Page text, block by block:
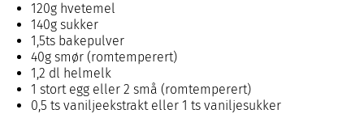
120g hvetemel
140g sukker
1,5ts bakepulver
40g smør (romtemperert)
1,2 dl helmelk
1 stort egg eller 2 små (romtemperert)
0,5 ts vaniljeekstrakt eller 1 ts vaniljesukker